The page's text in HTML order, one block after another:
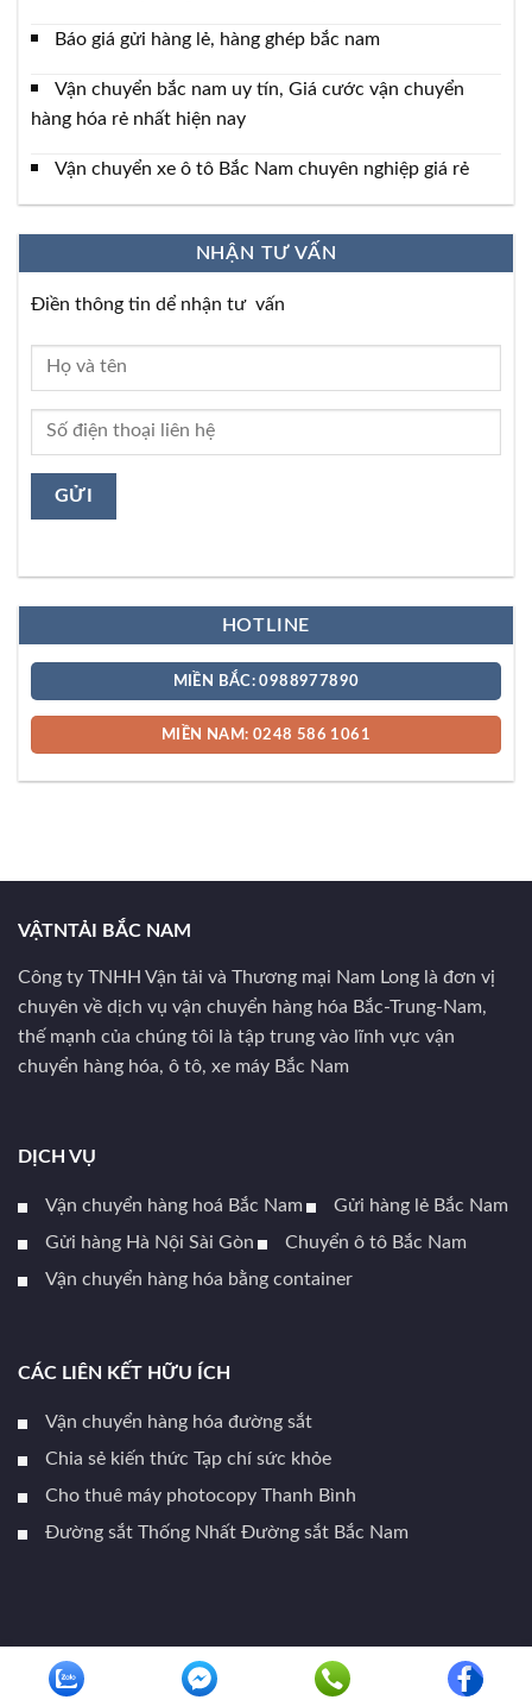
Báo giá gửi hàng lẻ, hàng ghép bắc nam
Vận chuyển bắc nam uy tín, Giá cước vận chuyển
hàng hóa rẻ nhất hiện nay
Vận chuyển xe ô tô Bắc Nam chuyên nghiệp giá rẻ
NHẬN TƯ VẤN
Điền thông tin dể nhận tư vấn
HOTLINE
MIỀN BẮC: 0988977890
MIỀN NAM: 0248 586 1061
VẬTNTẢI BẮC NAM
Công ty TNHH Vận tải và Thương mại Nam Long là đơn vị
chuyên về dịch vụ vận chuyển hàng hóa Bắc-Trung-Nam,
thế mạnh của chúng tôi là tập trung vào lĩnh vực vận
chuyển hàng hóa, ô tô, xe máy Bắc Nam
DỊCH VỤ
Vận chuyển hàng hoá Bắc Nam
Gửi hàng lẻ Bắc Nam
Gửi hàng Hà Nội Sài Gòn
Chuyển ô tô Bắc Nam
Vận chuyển hàng hóa bằng container
CÁC LIÊN KẾT HỮU ÍCH
Vận chuyển hàng hóa đường sắt
Chia sẻ kiến thức Tạp chí sức khỏe
Cho thuê máy photocopy Thanh Bình
Đường sắt Thống Nhất Đường sắt Bắc Nam
Copyright 2026 © LBK.VN